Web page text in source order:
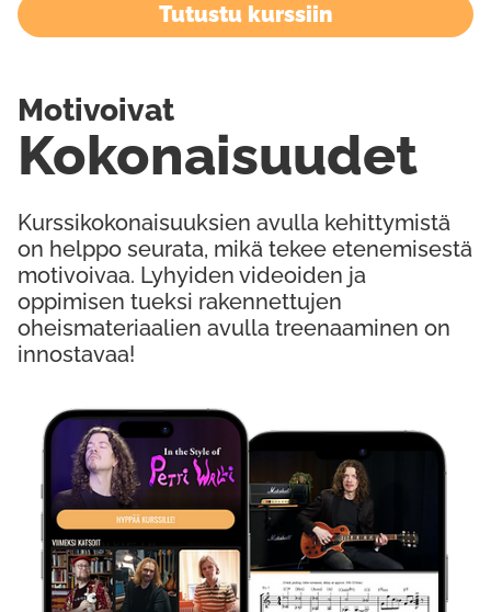
Kokeile Ilmaiseksi
Tutustu kurssiin
Kurssikokonaisuuksien avulla kehittymistä
on helppo seurata, mikä tekee etenemisestä
motivoivaa. Lyhyiden videoiden ja
oppimisen tueksi rakennettujen
oheismateriaalien avulla treenaaminen on
innostavaa!
Kokonaisuudet
Motivoivat